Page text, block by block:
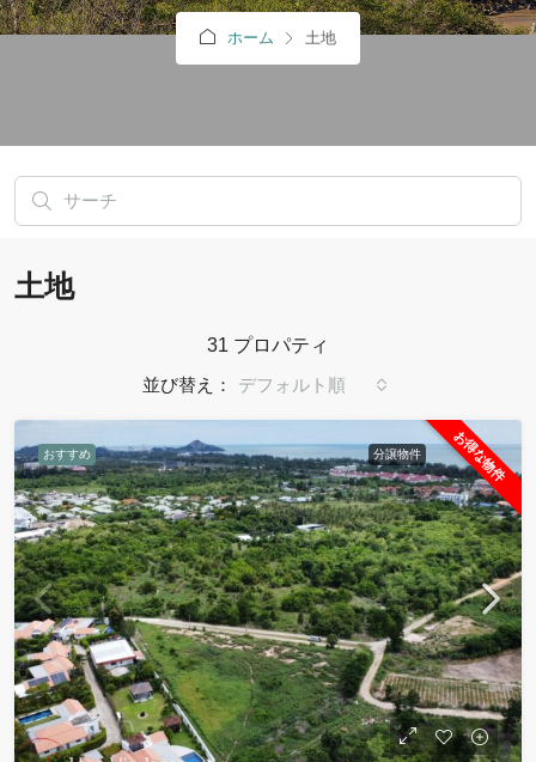
ホーム 土地
土地
31 プロパティ
並び替え：
デフォルト順
おすすめ 分譲物件 お得な物件